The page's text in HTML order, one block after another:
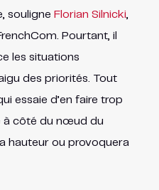
souligne Florian Silnicki,
Pourtant, il
les situations
des priorités. Tout
essaie d’en faire trop
à côté du nœud du
hauteur ou provoquera